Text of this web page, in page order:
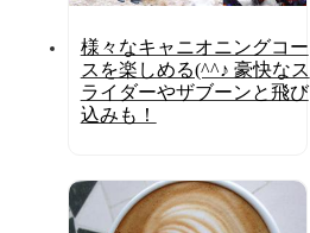
様々なキャニオニングコー
スを楽しめる(^^♪ 豪快なス
ライダーやザブーンと飛び
込みも！